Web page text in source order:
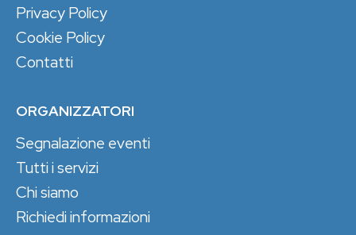
Privacy Policy
Cookie Policy
Contatti
ORGANIZZATORI
Segnalazione eventi
Tutti i servizi
Chi siamo
Richiedi informazioni